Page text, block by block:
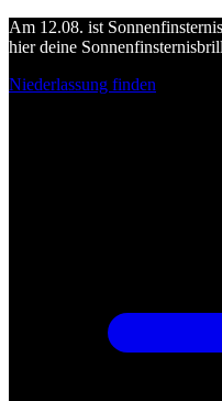
Am 12.08. ist
hier deine
Niederlassung finden